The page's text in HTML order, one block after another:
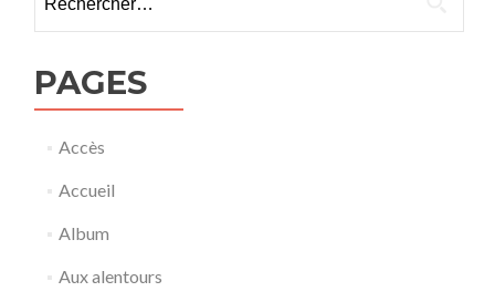
l’article
PAGES
Accès
Accueil
Album
Aux alentours